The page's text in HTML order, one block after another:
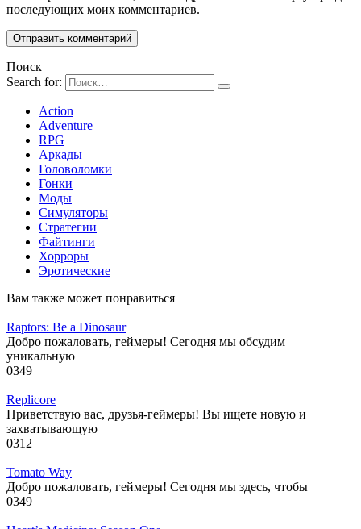
последующих моих комментариев.
Поиск
Search for:
Action
Adventure
RPG
Аркады
Головоломки
Гонки
Моды
Симуляторы
Стратегии
Файтинги
Хорроры
Эротические
Вам также может понравиться
Raptors: Be a Dinosaur
Добро пожаловать, геймеры! Сегодня мы обсудим
уникальную
0349
Replicore
Приветствую вас, друзья-геймеры! Вы ищете новую и
захватывающую
0312
Tomato Way
Добро пожаловать, геймеры! Сегодня мы здесь, чтобы
0349